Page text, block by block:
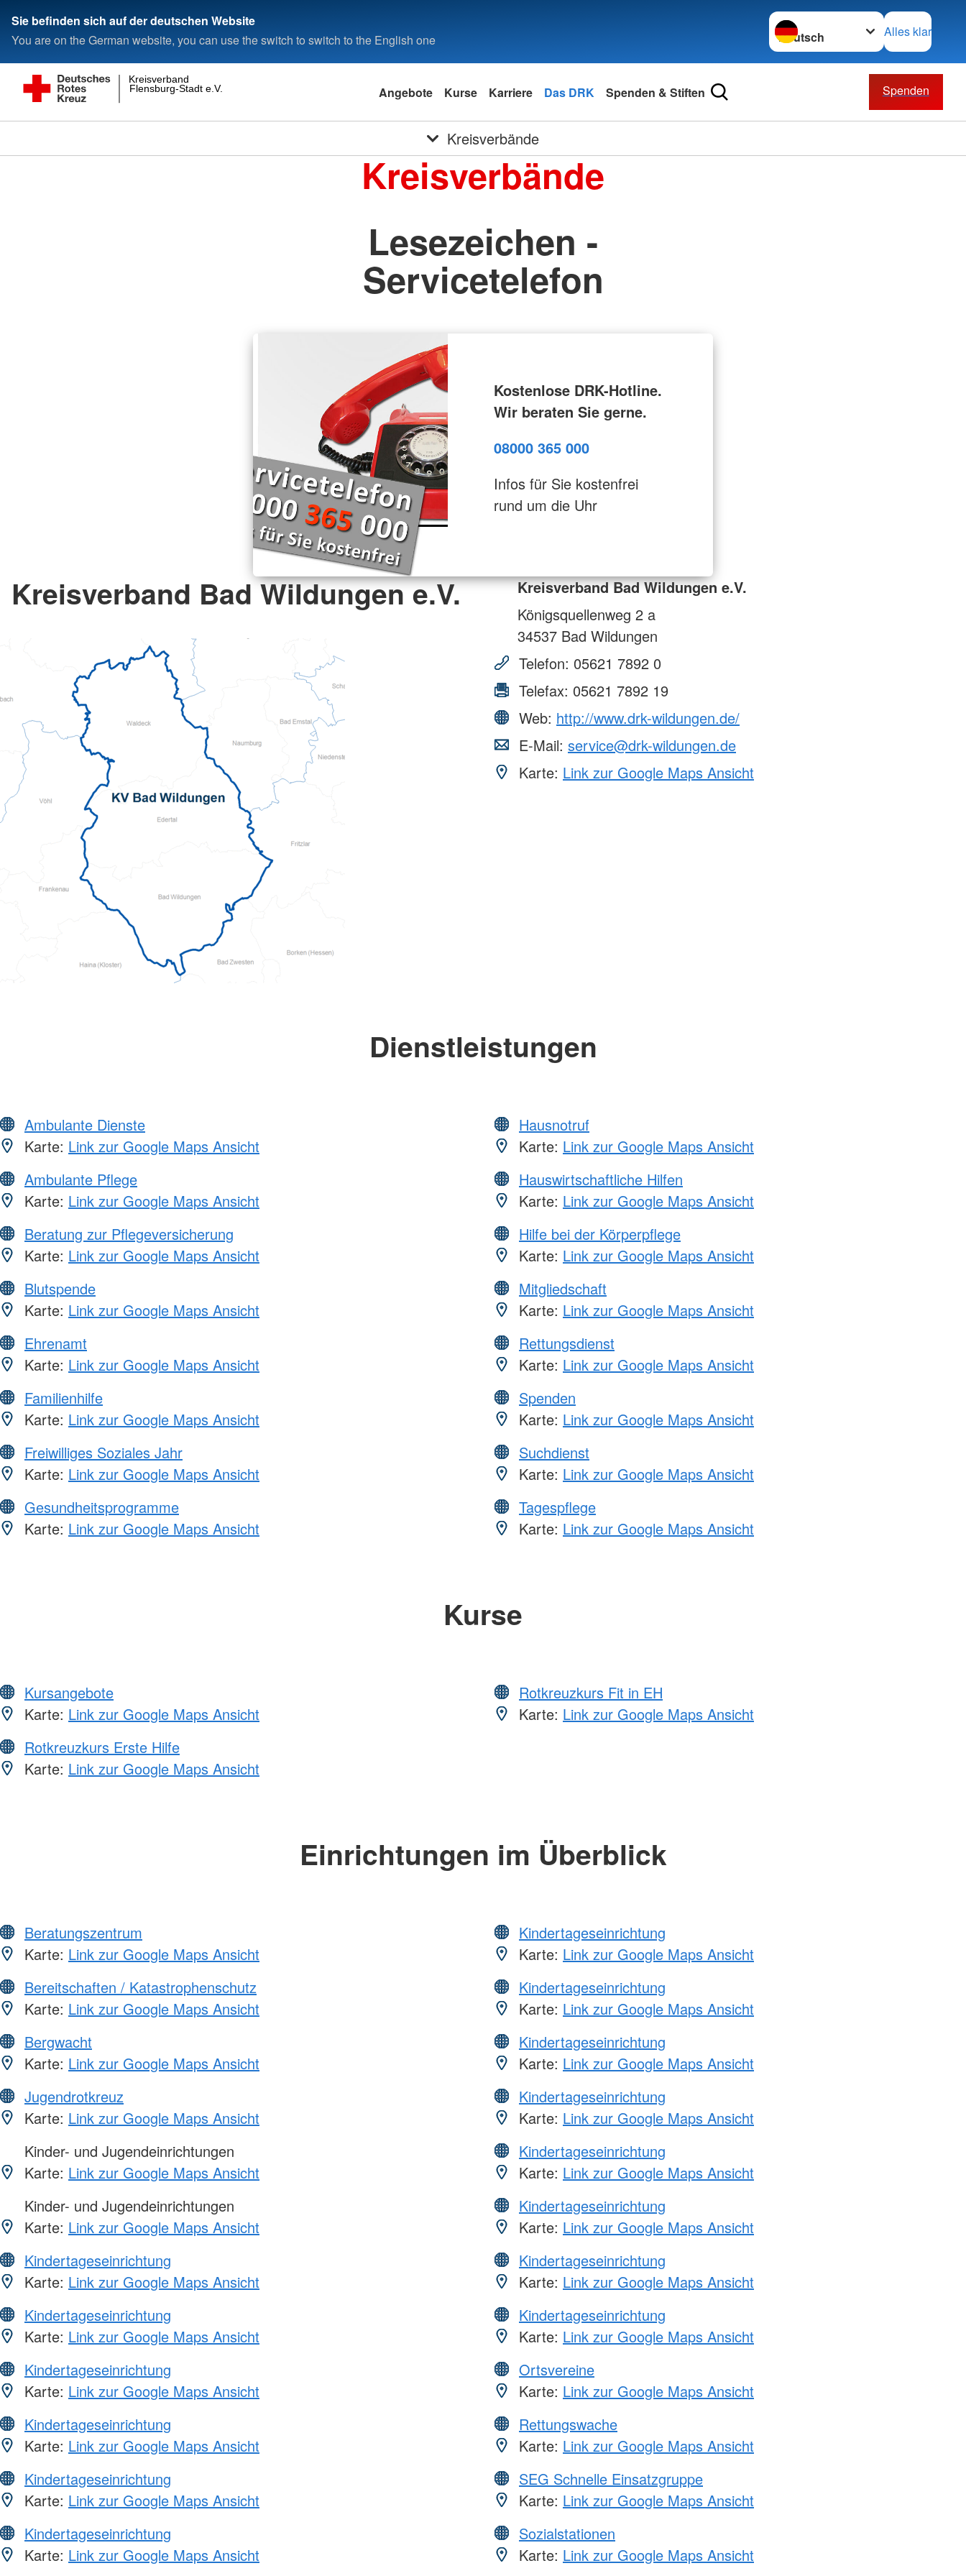
Sie befinden sich auf der deutschen Website
You are on the German website, you can use the switch to switch to the English one
Sprache wechseln zu
Alles klar
Flensburg-Stadt e.V.
Kreisverband
Angebote Kurse Karriere Das DRK Spenden & Stiften Spenden
Kreisverbände
Kreisverbände
Lesezeichen -
Servicetelefon
Kostenlose DRK-Hotline.
Wir beraten Sie gerne.
08000 365 000
Infos für Sie kostenfrei
rund um die Uhr
Kreisverband Bad Wildungen e.V.
Kreisverband Bad Wildungen e.V.
Königsquellenweg 2 a
34537 Bad Wildungen
Telefon: 05621 7892 0
Telefax: 05621 7892 19
Web: http://www.drk-wildungen.de/
E-Mail: service@drk-wildungen.de
Karte: Link zur Google Maps Ansicht
Dienstleistungen
Ambulante Dienste
Karte: Link zur Google Maps Ansicht
Ambulante Pflege
Karte: Link zur Google Maps Ansicht
Beratung zur Pflegeversicherung
Karte: Link zur Google Maps Ansicht
Blutspende
Karte: Link zur Google Maps Ansicht
Ehrenamt
Karte: Link zur Google Maps Ansicht
Familienhilfe
Karte: Link zur Google Maps Ansicht
Freiwilliges Soziales Jahr
Karte: Link zur Google Maps Ansicht
Gesundheitsprogramme
Karte: Link zur Google Maps Ansicht
Hausnotruf
Karte: Link zur Google Maps Ansicht
Hauswirtschaftliche Hilfen
Karte: Link zur Google Maps Ansicht
Hilfe bei der Körperpflege
Karte: Link zur Google Maps Ansicht
Mitgliedschaft
Karte: Link zur Google Maps Ansicht
Rettungsdienst
Karte: Link zur Google Maps Ansicht
Spenden
Karte: Link zur Google Maps Ansicht
Suchdienst
Karte: Link zur Google Maps Ansicht
Tagespflege
Karte: Link zur Google Maps Ansicht
Kurse
Kursangebote
Karte: Link zur Google Maps Ansicht
Rotkreuzkurs Erste Hilfe
Karte: Link zur Google Maps Ansicht
Rotkreuzkurs Fit in EH
Karte: Link zur Google Maps Ansicht
Einrichtungen im Überblick
Beratungszentrum
Karte: Link zur Google Maps Ansicht
Bereitschaften / Katastrophenschutz
Karte: Link zur Google Maps Ansicht
Bergwacht
Karte: Link zur Google Maps Ansicht
Jugendrotkreuz
Karte: Link zur Google Maps Ansicht
Kinder- und Jugendeinrichtungen
Karte: Link zur Google Maps Ansicht
Kinder- und Jugendeinrichtungen
Karte: Link zur Google Maps Ansicht
Kindertageseinrichtung
Karte: Link zur Google Maps Ansicht
Kindertageseinrichtung
Karte: Link zur Google Maps Ansicht
Kindertageseinrichtung
Karte: Link zur Google Maps Ansicht
Kindertageseinrichtung
Karte: Link zur Google Maps Ansicht
Kindertageseinrichtung
Karte: Link zur Google Maps Ansicht
Kindertageseinrichtung
Karte: Link zur Google Maps Ansicht
Kindertageseinrichtung
Karte: Link zur Google Maps Ansicht
Kindertageseinrichtung
Karte: Link zur Google Maps Ansicht
Kindertageseinrichtung
Karte: Link zur Google Maps Ansicht
Kindertageseinrichtung
Karte: Link zur Google Maps Ansicht
Kindertageseinrichtung
Karte: Link zur Google Maps Ansicht
Kindertageseinrichtung
Karte: Link zur Google Maps Ansicht
Kindertageseinrichtung
Karte: Link zur Google Maps Ansicht
Kindertageseinrichtung
Karte: Link zur Google Maps Ansicht
Ortsvereine
Karte: Link zur Google Maps Ansicht
Rettungswache
Karte: Link zur Google Maps Ansicht
SEG Schnelle Einsatzgruppe
Karte: Link zur Google Maps Ansicht
Sozialstationen
Karte: Link zur Google Maps Ansicht